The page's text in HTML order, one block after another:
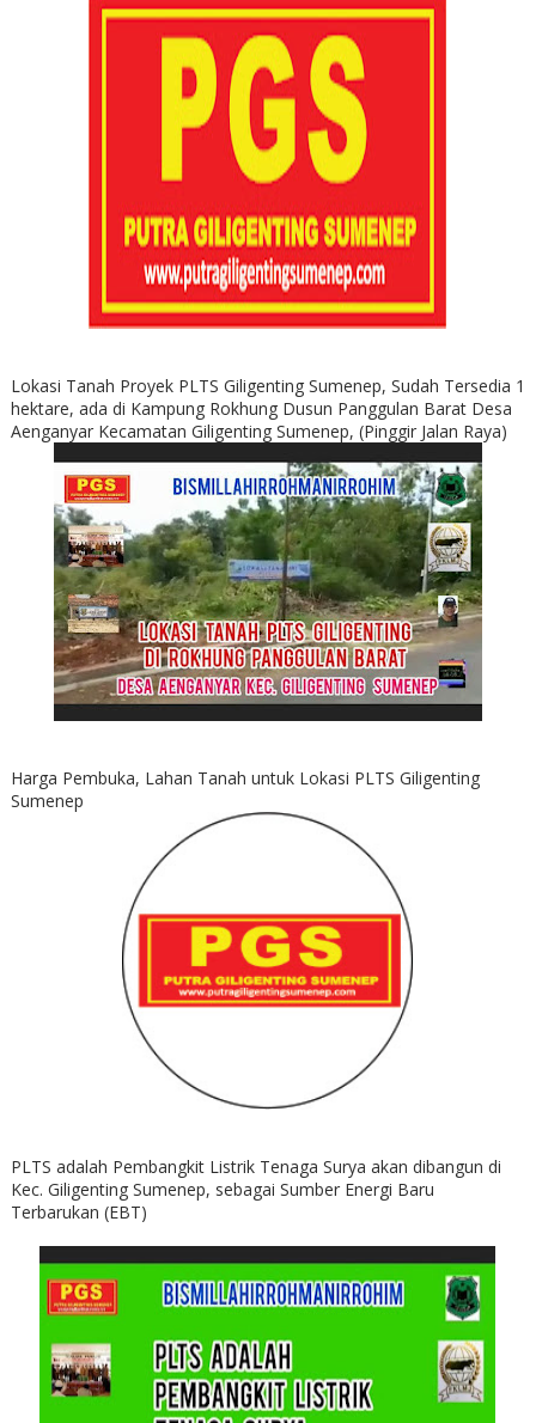
Lokasi Tanah Proyek PLTS Giligenting Sumenep, Sudah Tersedia 1
hektare, ada di Kampung Rokhung Dusun Panggulan Barat Desa
Aenganyar Kecamatan Giligenting Sumenep, (Pinggir Jalan Raya)
Harga Pembuka, Lahan Tanah untuk Lokasi PLTS Giligenting
Sumenep
PLTS adalah Pembangkit Listrik Tenaga Surya akan dibangun di
Kec. Giligenting Sumenep, sebagai Sumber Energi Baru
Terbarukan (EBT)